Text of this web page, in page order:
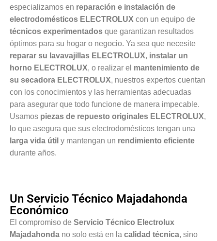
especializamos en reparación e instalación de
electrodomésticos ELECTROLUX con un equipo de
técnicos experimentados que garantizan resultados
óptimos para su hogar o negocio. Ya sea que necesite
reparar su lavavajillas ELECTROLUX, instalar un
horno ELECTROLUX, o realizar el mantenimiento de
su secadora ELECTROLUX, nuestros expertos cuentan
con los conocimientos y las herramientas adecuadas
para asegurar que todo funcione de manera impecable.
Usamos piezas de repuesto originales ELECTROLUX,
lo que asegura que sus electrodomésticos tengan una
larga vida útil y mantengan un rendimiento eficiente
durante años.
Un Servicio Técnico Majadahonda
Económico
El compromiso de Servicio Técnico Electrolux
Majadahonda no solo está en la calidad técnica, sino